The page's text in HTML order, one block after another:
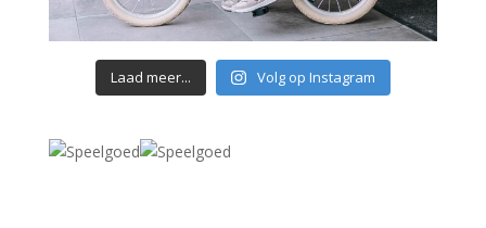
Laad meer... Volg op Instagram